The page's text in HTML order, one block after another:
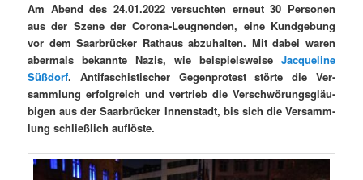
Am Abend des 24.01.2022 ver­sucht­en erneut 30 Per­so­n­en
aus der Szene der Coro­na-Leug­nen­den, eine Kundge­bung
vor dem Saar­brück­er Rathaus abzuhal­ten. Mit dabei waren
aber­mals bekan­nte Nazis, wie beispiel­sweise Jacque­line
Süß­dorf. Antifaschis­tis­ch­er Gegen­protest störte die Ver­
samm­lung erfol­gre­ich und ver­trieb die Ver­schwörungs­gläu­
bi­gen aus der Saar­brück­er Innen­stadt, bis sich die Ver­samm­
lung schließlich auflöste.